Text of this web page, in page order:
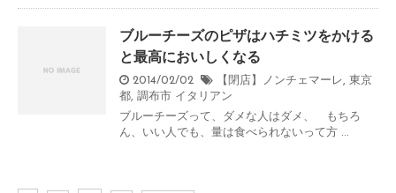
ブルーチーズのピザはハチミツをかける
と最高においしくなる
2014/02/02 【閉店】ノンチェマーレ, 東京
都, 調布市 イタリアン
ブルーチーズって、ダメな人はダメ、 もちろ
ん、いい人でも、量は食べられないって方 ...